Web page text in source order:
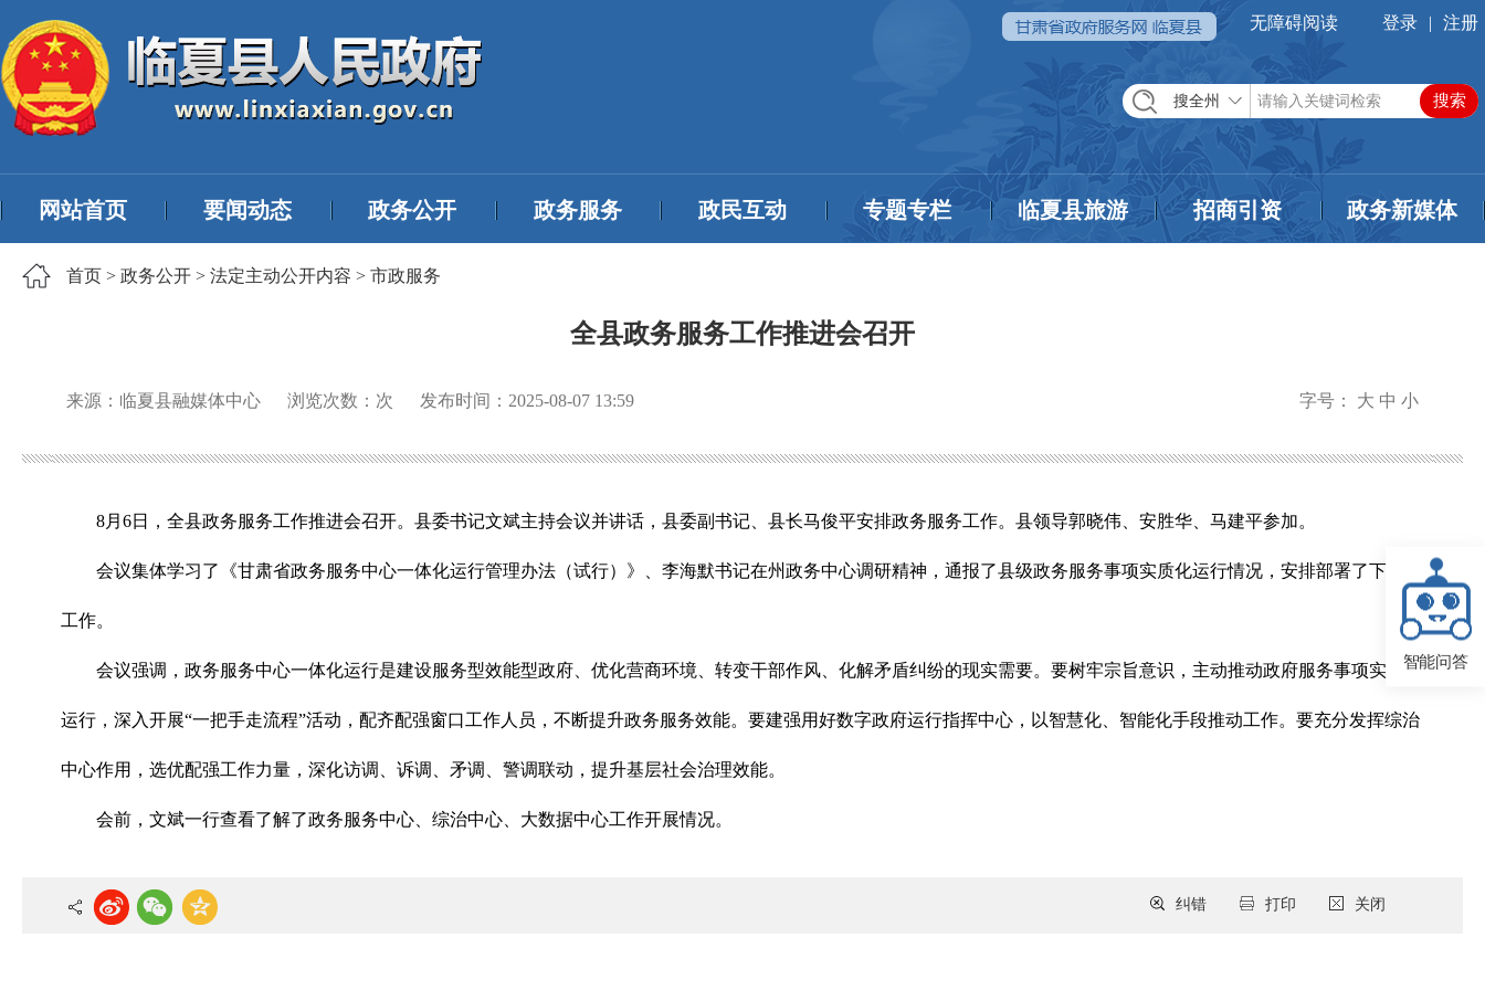
无障碍阅读 登录 | 注册
搜全州
网站首页 要闻动态 政务公开 政务服务 政民互动 专题专栏 临夏县旅游 招商引资 政务新媒体
首页 > 政务公开 > 法定主动公开内容 > 市政服务
全县政务服务工作推进会召开
来源：临夏县融媒体中心 浏览次数： 次 发布时间： 2025-08-07 13:59 字号： 大 中 小
8月6日，全县政务服务工作推进会召开。县委书记文斌主持会议并讲话，县委副书记、县长马俊平安排政务服务工作。县领导郭晓伟、安胜华、马建平参加。
会议集体学习了《甘肃省政务服务中心一体化运行管理办法（试行）》、李海默书记在州政务中心调研精神，通报了县级政务服务事项实质化运行情况，安排部署了下一步
工作。
会议强调，政务服务中心一体化运行是建设服务型效能型政府、优化营商环境、转变干部作风、化解矛盾纠纷的现实需要。要树牢宗旨意识，主动推动政府服务事项实质化
运行，深入开展“一把手走流程”活动，配齐配强窗口工作人员，不断提升政务服务效能。要建强用好数字政府运行指挥中心，以智慧化、智能化手段推动工作。要充分发挥综治
中心作用，选优配强工作力量，深化访调、诉调、矛调、警调联动，提升基层社会治理效能。
会前，文斌一行查看了解了政务服务中心、综治中心、大数据中心工作开展情况。
关闭
打印
纠错
智能问答